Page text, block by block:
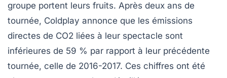
groupe portent leurs fruits. Après deux ans de
tournée, Coldplay annonce que les émissions
directes de CO2 liées à leur spectacle sont
inférieures de 59 % par rapport à leur précédente
tournée, celle de 2016-2017. Ces chiffres ont été